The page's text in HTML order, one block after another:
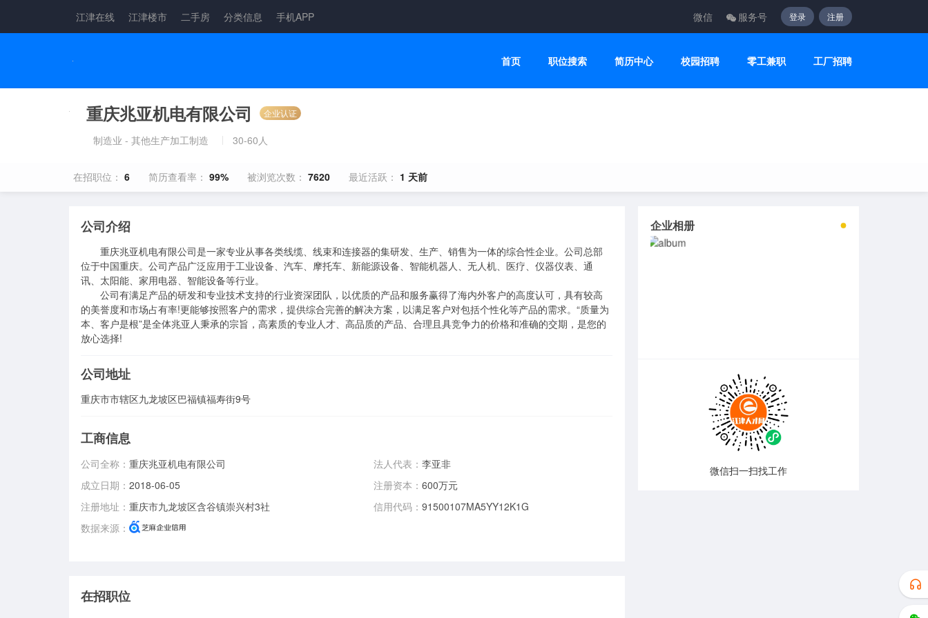
江津在线 江津楼市 二手房 分类信息 手机APP 微信 服务号 登录 注册
首页 职位搜索 简历中心 校园招聘 零工兼职 工厂招聘
重庆兆亚机电有限公司 企业认证
制造业 - 其他生产加工制造 30-60人
在招职位： 6 简历查看率： 99% 被浏览次数： 7620 最近活跃： 1 天前
公司介绍
       重庆兆亚机电有限公司是一家专业从事各类线缆、线束和连接器的集研发、生产、销售为一体的综合性企业。公司总部
位于中国重庆。公司产品广泛应用于工业设备、汽车、摩托车、新能源设备、智能机器人、无人机、医疗、仪器仪表、通
讯、太阳能、家用电器、智能设备等行业。
公司有满足产品的研发和专业技术支持的行业资深团队，以优质的产品和服务赢得了海内外客户的高度认可，具有较高
的美誉度和市场占有率!更能够按照客户的需求，提供综合完善的解决方案，以满足客户对包括个性化等产品的需求。“质量为
本、客户是根”是全体兆亚人秉承的宗旨，高素质的专业人才、高品质的产品、合理且具竞争力的价格和准确的交期，是您的
放心选择!
公司地址
重庆市市辖区九龙坡区巴福镇福寿街9号
工商信息
公司全称：重庆兆亚机电有限公司
成立日期：2018-06-05
注册地址：重庆市九龙坡区含谷镇崇兴村3社
数据来源：
法人代表： 李亚非
注册资本： 600万元
信用代码： 91500107MA5YY12K1G
在招职位
企业相册 2
微信扫一扫找工作